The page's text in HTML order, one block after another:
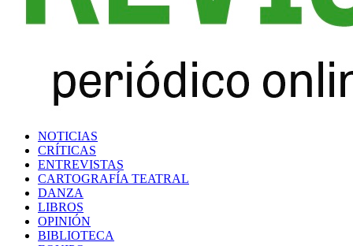
NOTICIAS
CRÍTICAS
ENTREVISTAS
CARTOGRAFÍA TEATRAL
DANZA
LIBROS
OPINIÓN
BIBLIOTECA